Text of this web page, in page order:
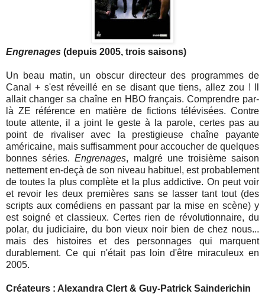
Engrenages (depuis 2005, trois saisons)
Un beau matin, un obscur directeur des programmes de
Canal + s'est réveillé en se disant que tiens, allez zou ! Il
allait changer sa chaîne en HBO français. Comprendre par-
là ZE référence en matière de fictions télévisées. Contre
toute attente, il a joint le geste à la parole, certes pas au
point de rivaliser avec la prestigieuse chaîne payante
américaine, mais suffisamment pour accoucher de quelques
bonnes séries.Engrenages, malgré une troisième saison
nettement en-deçà de son niveau habituel, est probablement
de toutes la plus complète et la plus addictive. On peut voir
et revoir les deux premières sans se lasser tant tout (des
scripts aux comédiens en passant par la mise en scène) y
est soigné et classieux. Certes rien de révolutionnaire, du
polar, du judiciaire, du bon vieux noir bien de chez nous...
mais des histoires et des personnages qui marquent
durablement. Ce qui n'était pas loin d'être miraculeux en
2005.
Créateurs : Alexandra Clert & Guy-Patrick Sainderichin